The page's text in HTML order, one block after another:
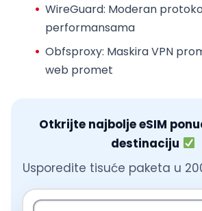
WireGuard: Moderan
performansama
Obfsproxy: Maskira VPN
web promet
Otkrijte najbolje eSIM
destinaciju
Usporedite tisuće paketa u